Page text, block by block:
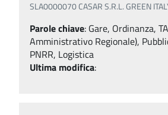
SLA0000070 CASAR S.R.L. GREEN
Parole chiave: Gare, Ordinanza,
Amministrativo Regionale),
PNRR, Logistica
Ultima modifica: